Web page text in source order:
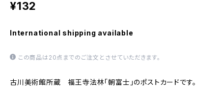
¥132
International shipping available
この商品は20点までのご注文とさせていただきます。
古川美術館所蔵 福王寺法林「朝富士」のポストカードです。